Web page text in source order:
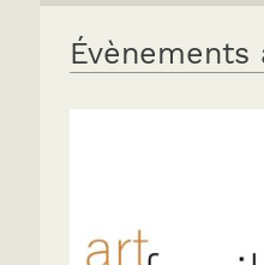
Évènements